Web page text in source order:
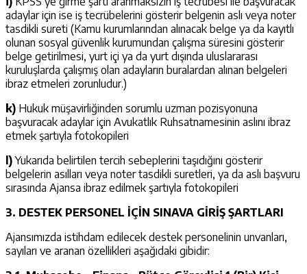
adaylar için ise iş tecrübelerini gösterir belgenin aslı veya noter
tasdikli sureti (Kamu kurumlarından alınacak belge ya da kayıtlı
olunan sosyal güvenlik kurumundan çalışma süresini gösterir
belge getirilmesi, yurt içi ya da yurt dışında uluslararası
kuruluşlarda çalışmış olan adayların buralardan alınan belgeleri
ibraz etmeleri zorunludur.)
k) Hukuk müşavirliğinden sorumlu uzman pozisyonuna
başvuracak adaylar için Avukatlık Ruhsatnamesinin aslını ibraz
etmek şartıyla fotokopileri
l)Yukarıda belirtilen tercih sebeplerini taşıdığını gösterir
belgelerin asılları veya noter tasdikli suretleri, ya da aslı başvuru
sırasında Ajansa ibraz edilmek şartıyla fotokopileri
3. DESTEK PERSONEL İÇİN SINAVA GİRİŞ ŞARTLARI
Ajansımızda istihdam edilecek destek personelinin unvanları,
sayıları ve aranan özellikleri aşağıdaki gibidir: